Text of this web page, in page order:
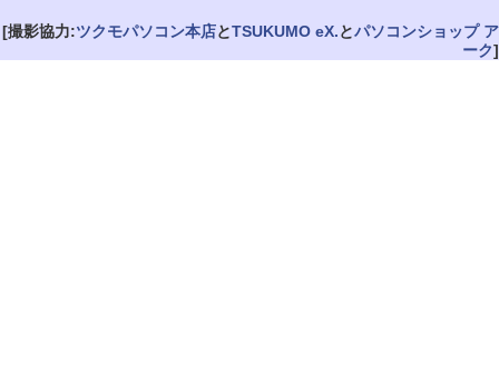
[撮影協力:ツクモパソコン本店とTSUKUMO eX.とパソコンショップ ア
ーク]